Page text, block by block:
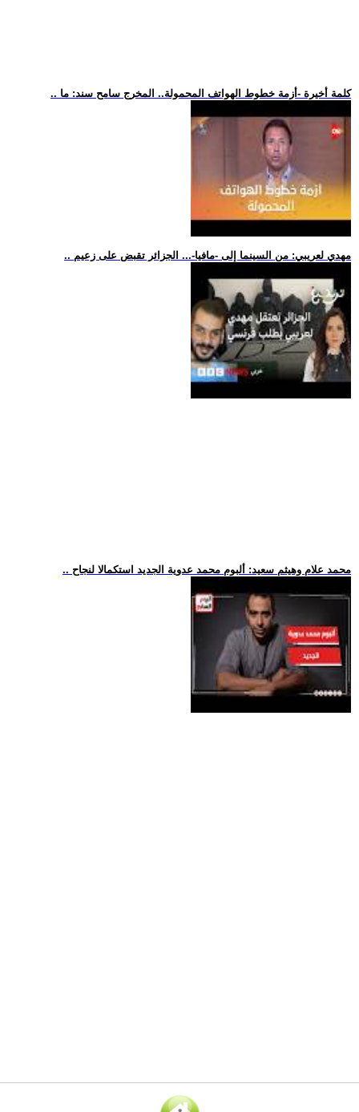
.. كلمة أخيرة -أزمة خطوط الهواتف المحمولة.. المخرج سامح سند: ما
.. مهدي لعريبي: من السينما إلى -مافيا-... الجزائر تقبض على زعيم
.. محمد علام وهيثم سعيد: ألبوم محمد عدوية الجديد استكمالا لنجاح